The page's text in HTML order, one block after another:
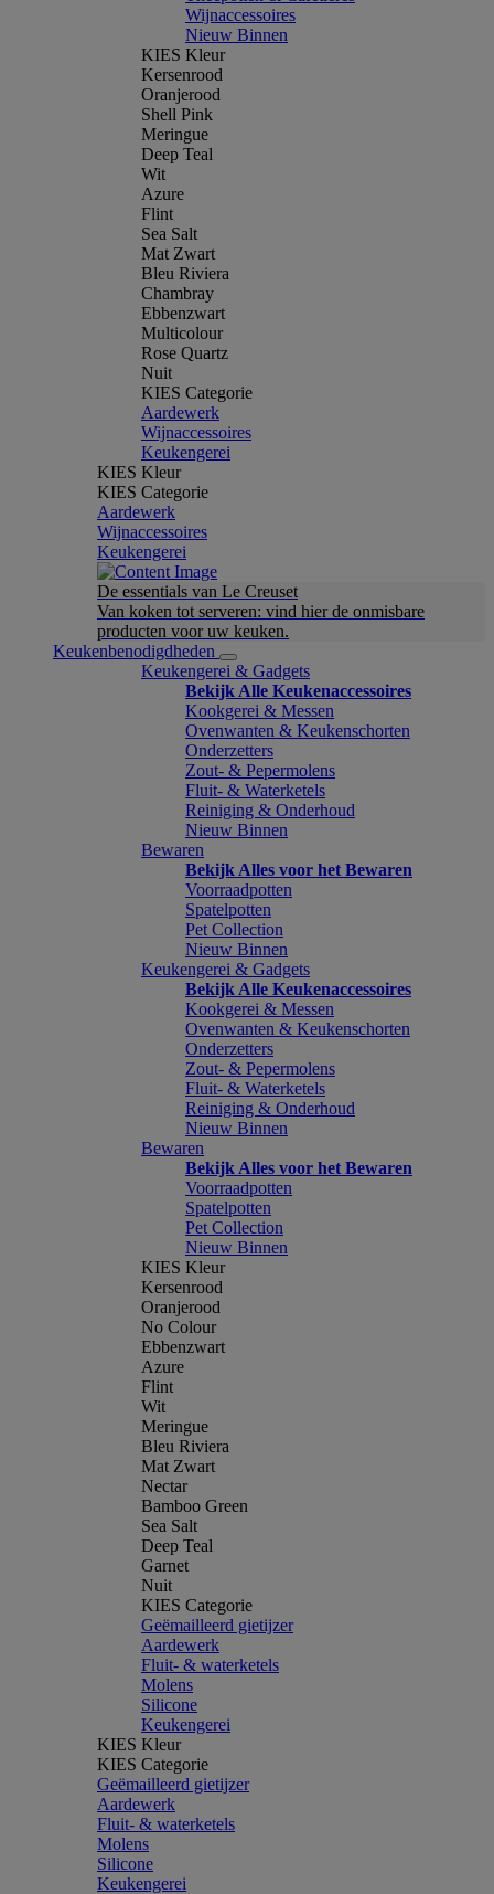
Wijnaccessoires
Nieuw Binnen
KIES Kleur
Kersenrood
Oranjerood
Shell Pink
Meringue
Deep Teal
Wit
Azure
Flint
Sea Salt
Mat Zwart
Bleu Riviera
Chambray
Ebbenzwart
Multicolour
Rose Quartz
Nuit
KIES Categorie
Aardewerk
Wijnaccessoires
Keukengerei
KIES Kleur
KIES Categorie
Aardewerk
Wijnaccessoires
Keukengerei
De essentials van Le Creuset
Van koken tot serveren: vind hier de onmisbare
producten voor uw keuken.
Keukenbenodigdheden
Keukengerei & Gadgets
Bekijk Alle Keukenaccessoires
Kookgerei & Messen
Ovenwanten & Keukenschorten
Onderzetters
Zout- & Pepermolens
Fluit- & Waterketels
Reiniging & Onderhoud
Nieuw Binnen
Bewaren
Bekijk Alles voor het Bewaren
Voorraadpotten
Spatelpotten
Pet Collection
Nieuw Binnen
Keukengerei & Gadgets
Bekijk Alle Keukenaccessoires
Kookgerei & Messen
Ovenwanten & Keukenschorten
Onderzetters
Zout- & Pepermolens
Fluit- & Waterketels
Reiniging & Onderhoud
Nieuw Binnen
Bewaren
Bekijk Alles voor het Bewaren
Voorraadpotten
Spatelpotten
Pet Collection
Nieuw Binnen
KIES Kleur
Kersenrood
Oranjerood
No Colour
Ebbenzwart
Azure
Flint
Wit
Meringue
Bleu Riviera
Mat Zwart
Nectar
Bamboo Green
Sea Salt
Deep Teal
Garnet
Nuit
KIES Categorie
Geëmailleerd gietijzer
Aardewerk
Fluit- & waterketels
Molens
Silicone
Keukengerei
KIES Kleur
KIES Categorie
Geëmailleerd gietijzer
Aardewerk
Fluit- & waterketels
Molens
Silicone
Keukengerei